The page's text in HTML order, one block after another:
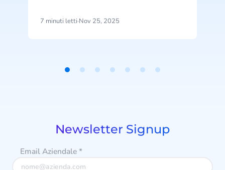
gestione dei pagamenti all’interno
feste in fan fedeli del tuo brand.
7 minuti letti·Nov 25, 2025
Newsletter Signup
Email Aziendale*